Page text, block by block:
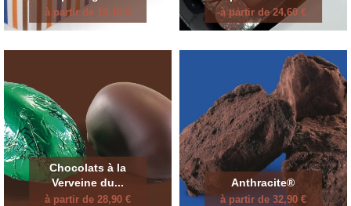
à partir de 19,10 € à partir de 24,60 €
Chocolats à la
Verveine du...
à partir de 28,90 €
Anthracite®
à partir de 32,90 €